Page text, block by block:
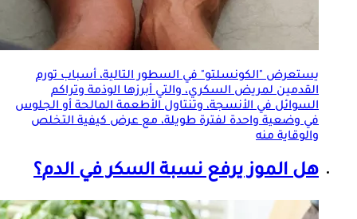
يستعرض "الكونسلتو" في السطور التالية، أسباب تورم
القدمين لمريض السكري، والتي أبرزها الوذمة وتراكم
السوائل في الأنسجة، وتنتاول الأطعمة المالحة أو الجلوس
في وضعية واحدة لفترة طويلة، مع عرض كيفية التخلص
والوقاية منه
هل الموز يرفع نسبةالسكر في الدم؟